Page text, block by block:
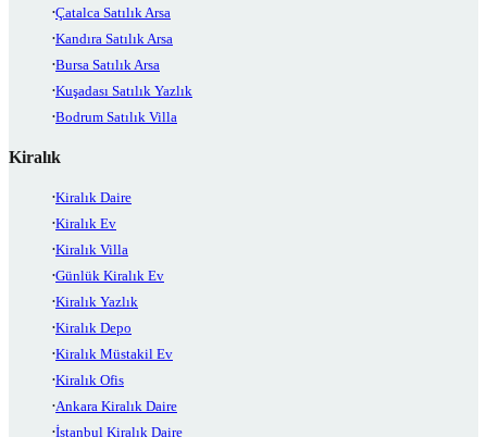
Çatalca Satılık Arsa
Kandıra Satılık Arsa
Bursa Satılık Arsa
Kuşadası Satılık Yazlık
Bodrum Satılık Villa
Kiralık
Kiralık Daire
Kiralık Ev
Kiralık Villa
Günlük Kiralık Ev
Kiralık Yazlık
Kiralık Depo
Kiralık Müstakil Ev
Kiralık Ofis
Ankara Kiralık Daire
İstanbul Kiralık Daire